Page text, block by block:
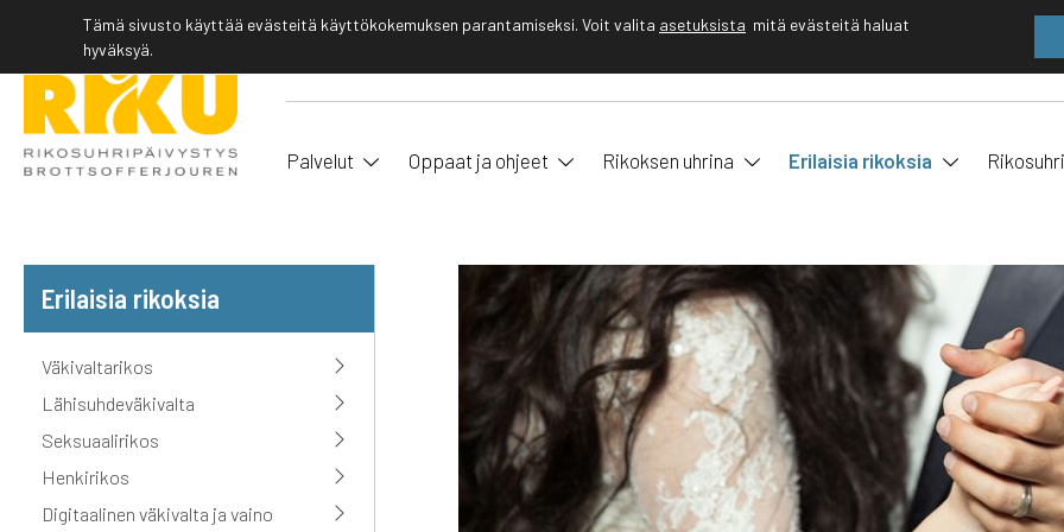
FI
Palvelut Oppaat ja ohjeet Rikoksen uhrina Erilaisia rikoksia
Erilaisia rikoksia
Väkivaltarikos
Lähisuhdeväkivalta
Seksuaalirikos
Henkirikos
Digitaalinen väkivalta ja vaino
Tämä sivusto käyttää evästeitä käyttökokemuksen parantamiseksi. Voit valita asetuksista mitä evästeitä haluat
hyväksyä.